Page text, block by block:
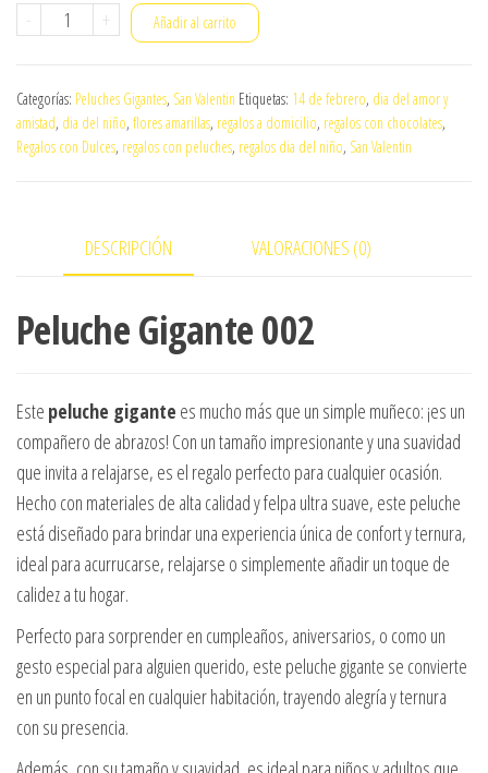
-
Peluche
cantidad
+ Añadir al carrito
Categorías: Peluches Gigantes, San Valentin Etiquetas: 14 de febrero, dia del amor y
amistad, dia del niño, flores amarillas, regalos a domicilio, regalos con chocolates,
Regalos con Dulces, regalos con peluches, regalos dia del niño, San Valentin
DESCRIPCIÓN VALORACIONES (0)
Peluche Gigante 002
Este peluche gigante es mucho más que un simple muñeco: ¡es un
compañero de abrazos! Con un tamaño impresionante y una suavidad
que invita a relajarse, es el regalo perfecto para cualquier ocasión.
Hecho con materiales de alta calidad y felpa ultra suave, este peluche
está diseñado para brindar una experiencia única de confort y ternura,
ideal para acurrucarse, relajarse o simplemente añadir un toque de
calidez a tu hogar.
Perfecto para sorprender en cumpleaños, aniversarios, o como un
gesto especial para alguien querido, este peluche gigante se convierte
en un punto focal en cualquier habitación, trayendo alegría y ternura
con su presencia.